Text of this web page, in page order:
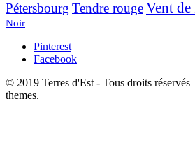
Pétersbourg Tendre rougeVent de
Noir
Pinterest
Facebook
© 2019 Terres d'Est - Tous droits réservés
themes.